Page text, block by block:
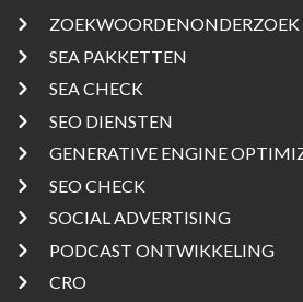
ZOEKWOORDENONDERZOEK
SEA PAKKETTEN
SEA CHECK
SEO DIENSTEN
GENERATIVE ENGINE
SEO CHECK
SOCIAL ADVERTISING
PODCAST ONTWIKKELING
CRO